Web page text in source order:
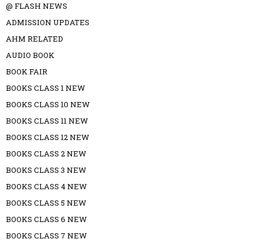
@ FLASH NEWS
ADMISSION UPDATES
AHM RELATED
AUDIO BOOK
BOOK FAIR
BOOKS CLASS 1 NEW
BOOKS CLASS 10 NEW
BOOKS CLASS 11 NEW
BOOKS CLASS 12 NEW
BOOKS CLASS 2 NEW
BOOKS CLASS 3 NEW
BOOKS CLASS 4 NEW
BOOKS CLASS 5 NEW
BOOKS CLASS 6 NEW
BOOKS CLASS 7 NEW